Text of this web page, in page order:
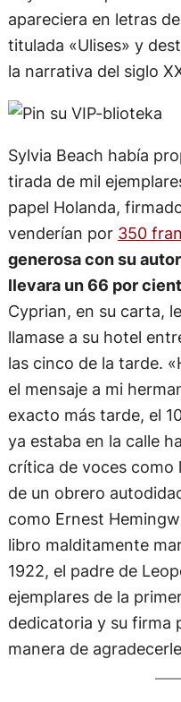
apareciera en letras
titulada «Ulises» y
la narrativa del siglo
Sylvia Beach había
tirada de mil
papel Holanda,
venderían por 350
generosa con su
llevara un 66 por
Cyprian, en su carta,
llamase a su hotel
las cinco de la tarde.
el mensaje a mi
exacto más tarde, el
ya estaba en la calle
crítica de voces como
de un obrero
como Ernest
libro malditamente
1922, el padre de
ejemplares de la
dedicatoria y su firma
manera de